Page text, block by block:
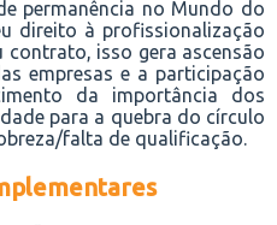
permanência no Mundo do
direito à profissionalização
contrato, isso gera ascensão
empresas e a participação
da importância dos
para a quebra do círculo
falta de qualificação.